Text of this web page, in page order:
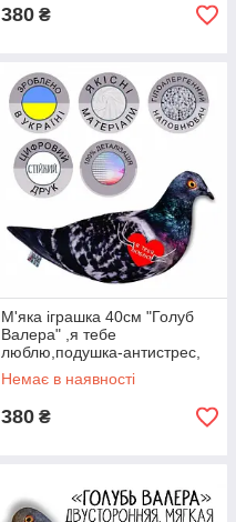
380 ₴
М'яка іграшка 40см "Голуб
Валера" ,я тебе
люблю,подушка-антистрес,
,іграшка птах
Немає в наявності
380 ₴